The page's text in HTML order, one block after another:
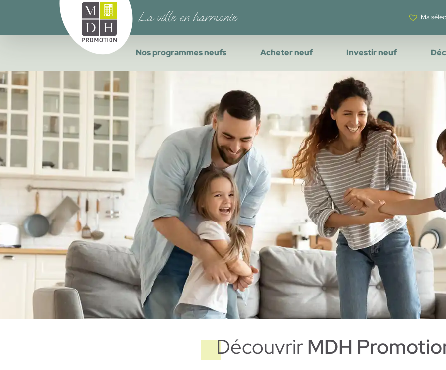
Ma
Nos programmes neufs Acheter neuf Investir neuf
Découvrir MDH